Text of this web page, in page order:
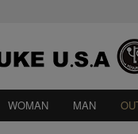
WOMAN MAN